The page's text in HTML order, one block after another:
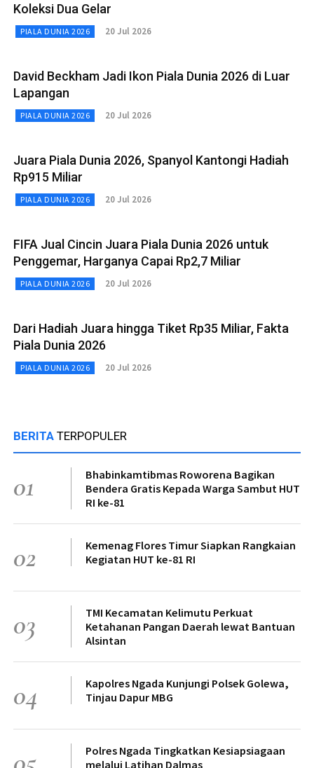
Koleksi Dua Gelar
PIALA DUNIA 2026 20 Jul 2026
David Beckham Jadi Ikon Piala Dunia 2026 di Luar
Lapangan
PIALA DUNIA 2026 20 Jul 2026
Juara Piala Dunia 2026, Spanyol Kantongi Hadiah
Rp915 Miliar
PIALA DUNIA 2026 20 Jul 2026
FIFA Jual Cincin Juara Piala Dunia 2026 untuk
Penggemar, Harganya Capai Rp2,7 Miliar
PIALA DUNIA 2026 20 Jul 2026
Dari Hadiah Juara hingga Tiket Rp35 Miliar, Fakta
Piala Dunia 2026
PIALA DUNIA 2026 20 Jul 2026
BERITA TERPOPULER
01
Bhabinkamtibmas Roworena Bagikan
Bendera Gratis Kepada Warga Sambut HUT
RI ke-81
02
Kemenag Flores Timur Siapkan Rangkaian
Kegiatan HUT ke-81 RI
03
TMI Kecamatan Kelimutu Perkuat
Ketahanan Pangan Daerah lewat Bantuan
Alsintan
04
Kapolres Ngada Kunjungi Polsek Golewa,
Tinjau Dapur MBG
Polres Ngada Tingkatkan Kesiapsiagaan
melalui Latihan Dalmas